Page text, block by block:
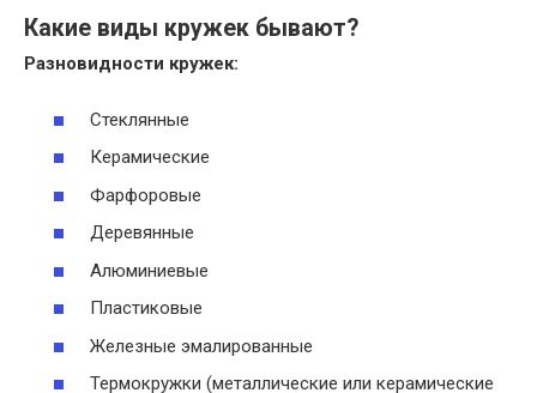
Какие виды кружек бывают?
Разновидности кружек:
Стеклянные
Керамические
Фарфоровые
Деревянные
Алюминиевые
Пластиковые
Железные эмалированные
Термокружки (металлические или керамические